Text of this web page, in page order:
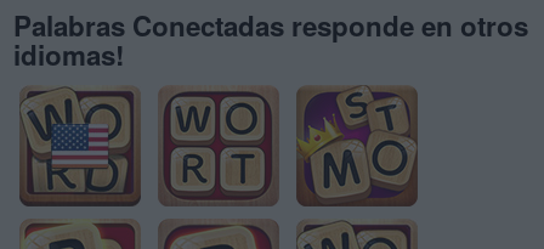
Palabras Conectadas responde en otros
idiomas!